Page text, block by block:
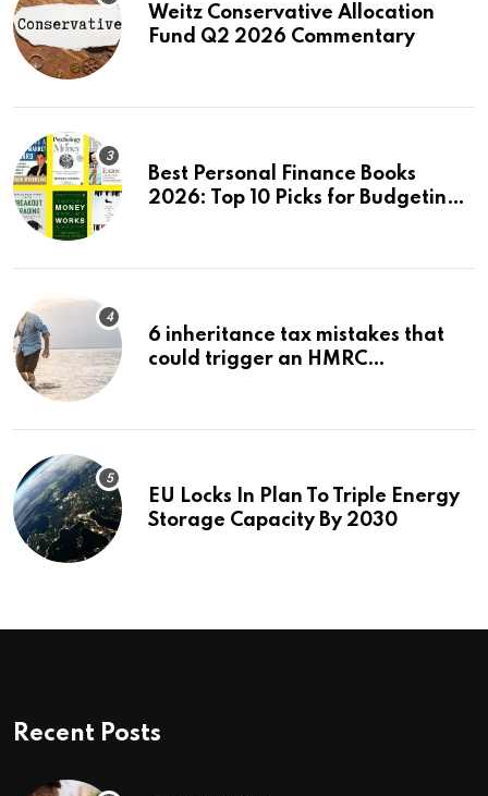
Weitz Conservative Allocation
Fund Q2 2026 Commentary
Best Personal Finance Books
2026: Top 10 Picks for Budgeting,
6 inheritance tax mistakes that
could trigger an HMRC
EU Locks In Plan To Triple Energy
Storage Capacity By 2030
Recent Posts